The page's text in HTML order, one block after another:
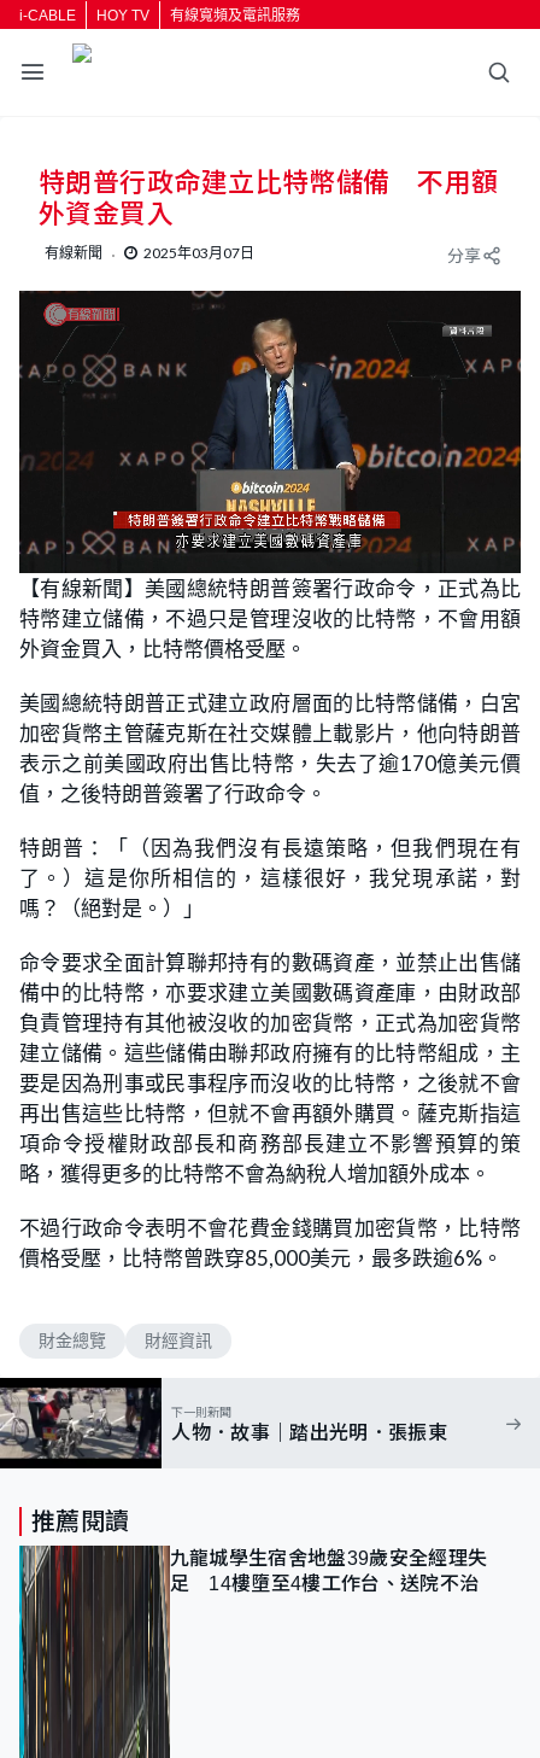
i-CABLE HOY TV 有線寬頻及電訊服務
特朗普行政命建立比特幣儲備 不用額
外資金買入
有線新聞 2025年03月07日 分享
U
n
m
t
e
o
a
d
e
d
:
8
2
4
%
【有線新聞】美國總統特朗普簽署行政命令，正式為比
特幣建立儲備，不過只是管理沒收的比特幣，不會用額
外資金買入，比特幣價格受壓。
美國總統特朗普正式建立政府層面的比特幣儲備，白宮
加密貨幣主管薩克斯在社交媒體上載影片，他向特朗普
表示之前美國政府出售比特幣，失去了逾170億美元價
值，之後特朗普簽署了行政命令。
特朗普：「（因為我們沒有長遠策略，但我們現在有
了。）這是你所相信的，這樣很好，我兌現承諾，對
嗎？（絕對是。）」
命令要求全面計算聯邦持有的數碼資產，並禁止出售儲
備中的比特幣，亦要求建立美國數碼資產庫，由財政部
負責管理持有其他被沒收的加密貨幣，正式為加密貨幣
建立儲備。這些儲備由聯邦政府擁有的比特幣組成，主
要是因為刑事或民事程序而沒收的比特幣，之後就不會
再出售這些比特幣，但就不會再額外購買。薩克斯指這
項命令授權財政部長和商務部長建立不影響預算的策
略，獲得更多的比特幣不會為納稅人增加額外成本。
不過行政命令表明不會花費金錢購買加密貨幣，比特幣
價格受壓，比特幣曾跌穿85,000美元，最多跌逾6%。
財金總覽 財經資訊
下一則新聞
人物．故事｜踏出光明．張振東
推薦閱讀
九龍城學生宿舍地盤39歲安全經理失
足 14樓墮至4樓工作台、送院不治